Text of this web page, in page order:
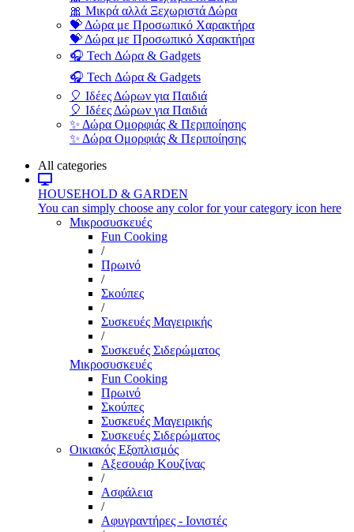
🎀 Μικρά αλλά Ξεχωριστά Δώρα
💝 Δώρα με Προσωπικό Χαρακτήρα
💝 Δώρα με Προσωπικό Χαρακτήρα
🎧 Tech Δώρα & Gadgets
🎧 Tech Δώρα & Gadgets
🎈 Ιδέες Δώρων για Παιδιά
🎈 Ιδέες Δώρων για Παιδιά
✨ Δώρα Ομορφιάς & Περιποίησης
✨ Δώρα Ομορφιάς & Περιποίησης
All categories
HOUSEHOLD & GARDEN
You can simply choose any color for your category icon here
Μικροσυσκευές
Fun Cooking
/
Πρωινό
/
Σκούπες
/
Συσκευές Μαγειρικής
/
Συσκευές Σιδερώματος
Μικροσυσκευές
Fun Cooking
Πρωινό
Σκούπες
Συσκευές Μαγειρικής
Συσκευές Σιδερώματος
Οικιακός Εξοπλισμός
Αξεσουάρ Κουζίνας
/
Ασφάλεια
/
Αφυγραντήρες - Ιονιστές